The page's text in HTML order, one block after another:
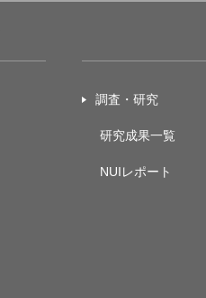
調査・研究
研究成果一覧
NUIレポート